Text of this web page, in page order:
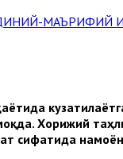
Хорижий
сифатида